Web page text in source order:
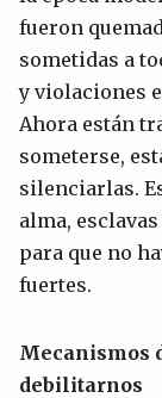
fueron
sometidas a
y violaciones
Ahora están
someterse,
silenciarlas.
alma,
para que no
fuertes.
Mecanismos
debilitarnos